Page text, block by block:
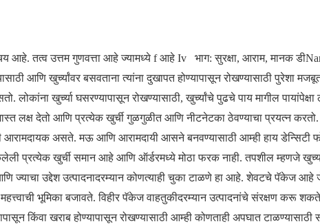
आहे. तत्व उत्तम गुणवत्ता आहे ज्यामध्ये f आहे Iv भाग: सुरक्षा, आराम, मानक
आणि खुर्च्यांवर बसवताना त्यांना दुखापत होण्यापासून रोखण्यासाठी पुरेशा
लोकांना खुर्च्या घसरण्यापासून रोखण्यासाठी, खुर्च्यांचे पुढचे पाय मागील
लक्ष देतो आणि प्रत्येक खुर्ची गुळगुळीत आणि नीटनेटका ठेवण्याचा प्रयत्न
आरामदायक असते. मऊ आणि आरामदायी आसने बनवण्यासाठी आम्ही हाय डेन्सिटी
प्रत्येक खुर्ची समान आहे आणि ऑर्डरमध्ये मोठा फरक नाही. तपशील म्हणजे
ज्याचा उद्देश उत्पादनादरम्यान कोणत्याही चुका टाळणे हा आहे. शेवटचे पॅकेज आहे
भूमिका बजावते. विहीर पॅकेज वाहतुकीदरम्यान उत्पादनांचे संरक्षण करू
किंवा खराब होण्यापासून रोखण्यासाठी आम्ही कोणताही अपघात टाळण्यासाठी